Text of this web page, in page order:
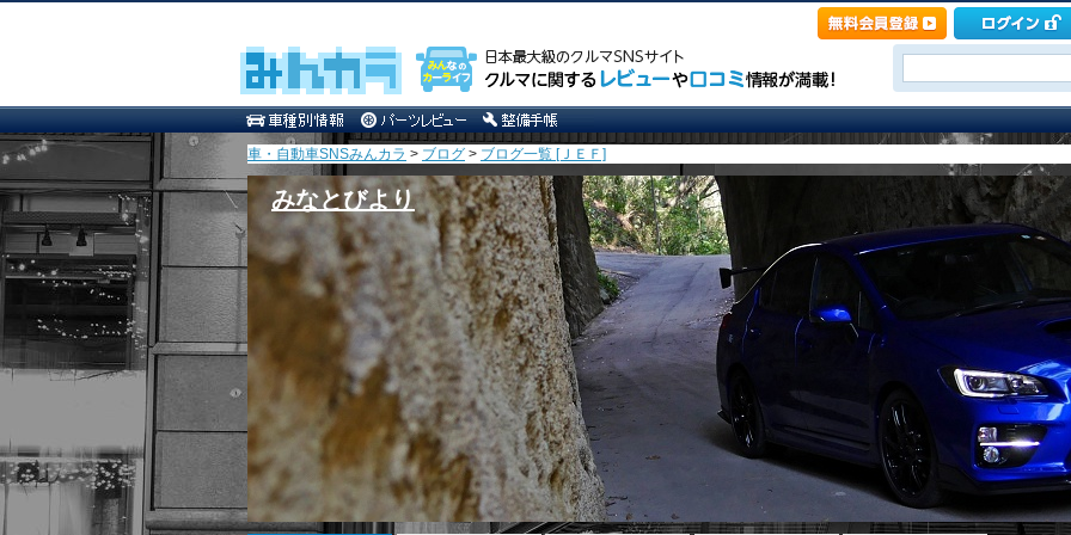
車・自動車SNSみんカラ > ブログ > ブログ一覧 [ＪＥＦ]
みなとびより